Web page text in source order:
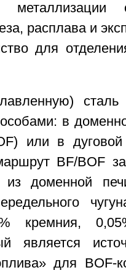
металлизации
расплава и
для
сталь
в
или в
BF/BOF
из доменной
кремния,
является
для BOF-